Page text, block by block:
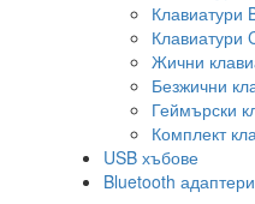
Клавиатури
Клавиатури
Жични
Безжични
Геймърски
Комплект
USB хъбове
Bluetooth адаптери